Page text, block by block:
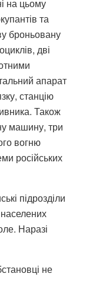
на цьому
та
броньовану
дві
апарат
станцію
Також
машину, три
вогню
російських
підрозділи
Наразі
не